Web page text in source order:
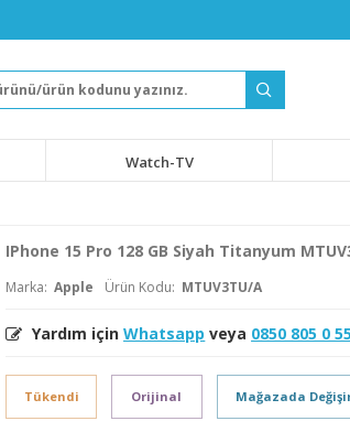
Watch-TV
IPhone 15 Pro 128 GB Siyah Titanyum
Marka: Apple Ürün Kodu: MTUV3TU/A
Yardım içinWhatsapp veya 0850 805 0
Tükendi Orijinal Mağazada